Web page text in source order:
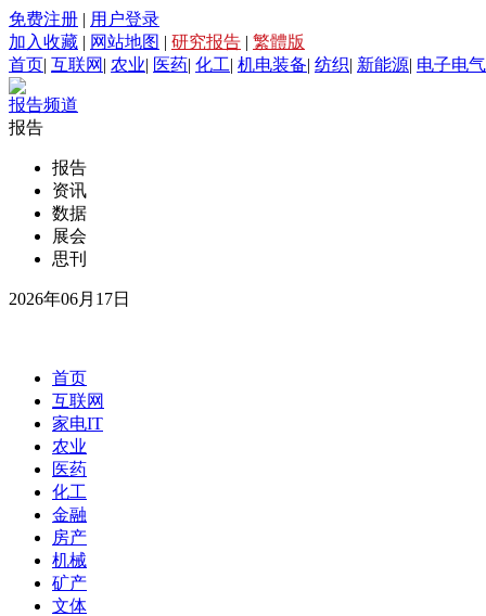
免费注册 | 用户登录
加入收藏 | 网站地图 | 研究报告 | 繁體版
首页| 互联网 | 农业| 医药| 化工| 机电装备| 纺织| 新能源| 电子电气
报告频道
报告
报告
资讯
数据
展会
思刊
2026年06月17日
首页
互联网
家电IT
农业
医药
化工
金融
房产
机械
矿产
文体